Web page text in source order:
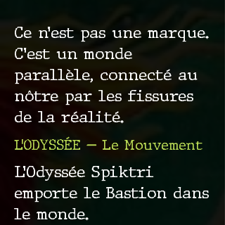
Ce n’est pas une marque.
C’est un monde
parallèle, connecté au
nôtre par les fissures
de la réalité.
L’ODYSSÉE — Le Mouvement
L’Odyssée Spiktri
emporte le Bastion dans
le monde.